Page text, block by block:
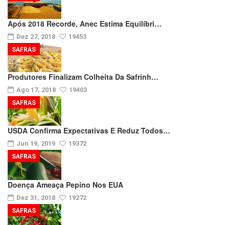
Após 2018 Recorde, Anec Estima Equilíbri…
Dez 27, 2018 19453
Produtores Finalizam Colheita Da Safrinh…
Ago 17, 2018 19403
SAFRAS
USDA Confirma Expectativas E Reduz Todos…
Jun 19, 2019 19372
SAFRAS
Doença Ameaça Pepino Nos EUA
Dez 31, 2018 19272
SAFRAS
SAFRAS